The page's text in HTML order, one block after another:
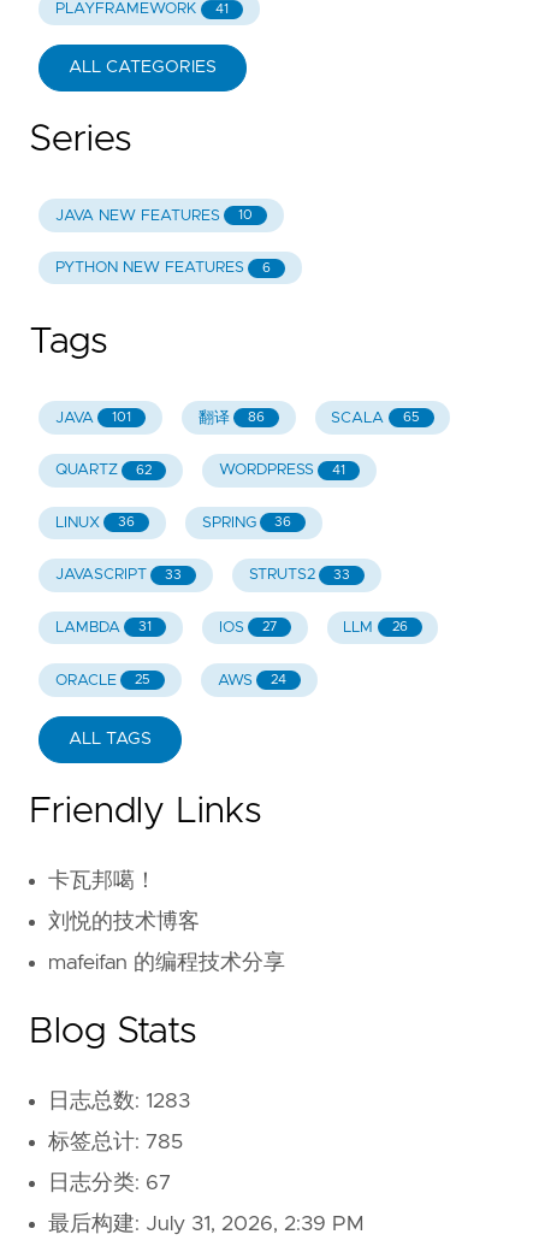
PLAYFRAMEWORK 41
ALL CATEGORIES
Series
JAVA NEW FEATURES 10
PYTHON NEW FEATURES 6
Tags
JAVA 101 翻译 86 SCALA 65
QUARTZ 62 WORDPRESS 41
LINUX 36 SPRING 36
JAVASCRIPT 33 STRUTS2 33
LAMBDA 31 IOS 27 LLM 26
ORACLE 25 AWS 24
ALL TAGS
Friendly Links
卡瓦邦噶！
刘悦的技术博客
mafeifan 的编程技术分享
Blog Stats
日志总数: 1283
标签总计: 785
日志分类: 67
最后构建: July 31, 2026, 2:39 PM